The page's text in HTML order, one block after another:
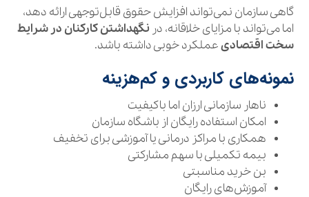
گاهی سازمان نمی‌تواند افزایش حقوق قابل‌توجهی ارائه دهد،
اما می‌تواند با مزایای خلاقانه، در نگهداشتن کارکنان در شرایط
سخت اقتصادیعملکرد خوبی داشته باشد.
نمونه‌های کاربردی و کم‌هزینه
ناهار سازمانی ارزان اما باکیفیت
امکان استفاده رایگان از باشگاه سازمان
همکاری با مراکز درمانی یا آموزشی برای تخفیف
بیمه تکمیلی با سهم مشارکتی
بن خرید مناسبتی
آموزش‌های رایگان